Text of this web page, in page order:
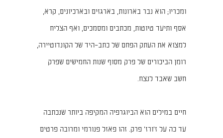
ומכריו; הוא נבר בארונות, בארגזים ובארכיונים, קרא,
אסף ותיעד טיוטות, מכתבים ומסמכים, ואף הצליח
למצוא את העתק הפחם של כתב–היד של הקונדוטיירה,
רומן הביכורים של פרק מסוף שנות החמישים שפרק
חשב שאבד לנצח.
חיים במילים הוא הביוגרפיה המקיפה ביותר שנכתבה
עד כה על ז'ורז' פרק. זהו פאזל פנורמי ומרובה פרטים